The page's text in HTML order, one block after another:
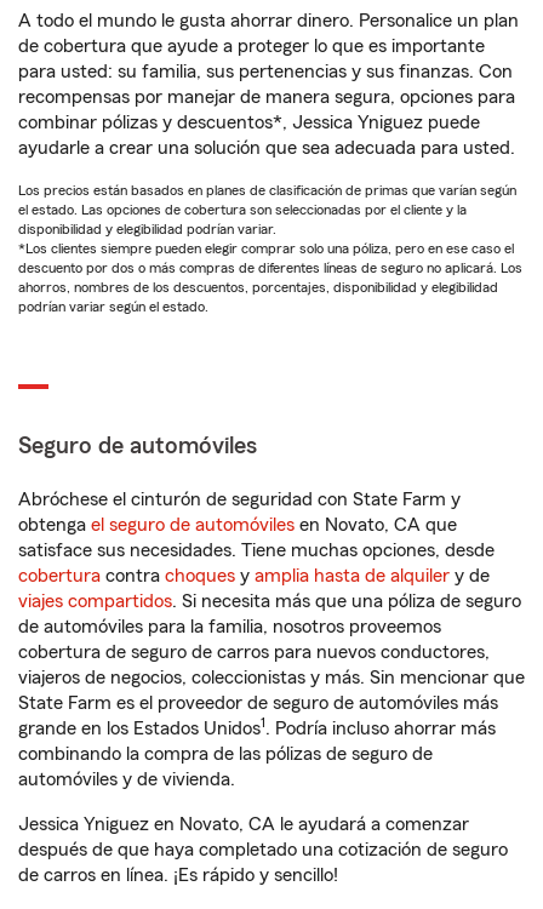
A todo el mundo le gusta ahorrar dinero. Personalice un plan
de cobertura que ayude a proteger lo que es importante
para usted: su familia, sus pertenencias y sus finanzas. Con
recompensas por manejar de manera segura, opciones para
combinar pólizas y descuentos*, Jessica Yniguez puede
ayudarle a crear una solución que sea adecuada para usted.
Los precios están basados en planes de clasificación de primas que varían según
el estado. Las opciones de cobertura son seleccionadas por el cliente y la
disponibilidad y elegibilidad podrían variar.
*Los clientes siempre pueden elegir comprar solo una póliza, pero en ese caso el
descuento por dos o más compras de diferentes líneas de seguro no aplicará. Los
ahorros, nombres de los descuentos, porcentajes, disponibilidad y elegibilidad
podrían variar según el estado.
Seguro de automóviles
Abróchese el cinturón de seguridad con State Farm y
obtenga el seguro de automóviles en Novato, CA que
satisface sus necesidades. Tiene muchas opciones, desde
cobertura contra choques y amplia hasta de alquiler y de
viajes compartidos. Si necesita más que una póliza de seguro
de automóviles para la familia, nosotros proveemos
cobertura de seguro de carros para nuevos conductores,
viajeros de negocios, coleccionistas y más. Sin mencionar que
State Farm es el proveedor de seguro de automóviles más
grande en los Estados Unidos1. Podría incluso ahorrar más
combinando la compra de las pólizas de seguro de
automóviles y de vivienda.
Jessica Yniguez en Novato, CA le ayudará a comenzar
después de que haya completado una cotización de seguro
de carros en línea. ¡Es rápido y sencillo!